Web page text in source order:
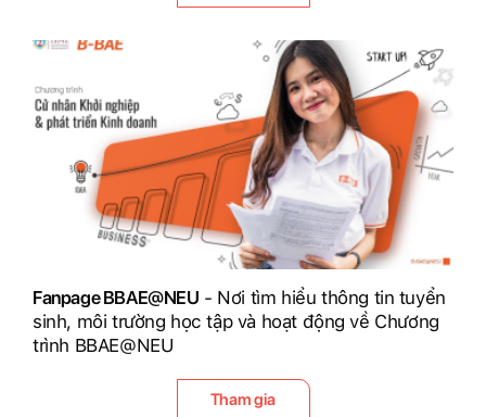
Fanpage BBAE@NEU - Nơi tìm hiểu thông tin tuyển
sinh, môi trường học tập và hoạt động về Chương
trình BBAE@NEU
Tham gia